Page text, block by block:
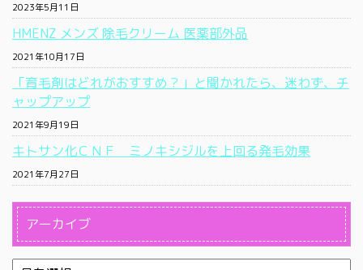
2023年5月11日
HMENZ メンズ 除毛クリーム 医薬部外品
2021年10月17日
「育毛剤はどれがおすすめ？」と聞かれたら、迷わず、チ
ャップアップ
2021年9月19日
キトサン化ＣＮＦ ミノキシジルを上回る発毛効果
2021年7月27日
アーカイブ